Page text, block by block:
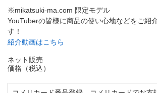
※mikatsuki-ma.com 限定モデル
YouTuberの皆様に商品の使い心地などをご紹
す！
紹介動画はこちら
ネット販売
価格（税込）